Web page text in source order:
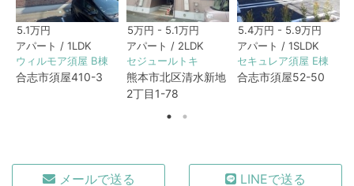
5.1万円
アパート / 1LDK
ウィルモア須屋 B棟
合志市須屋410-3
5万円 - 5.1万円
アパート / 2LDK
セジュールトキ
熊本市北区清水新地
2丁目1-78
5.4万円 - 5.9万円
アパート / 1SLDK
セキュレア須屋 E棟
合志市須屋52-50
メールで送る LINEで送る